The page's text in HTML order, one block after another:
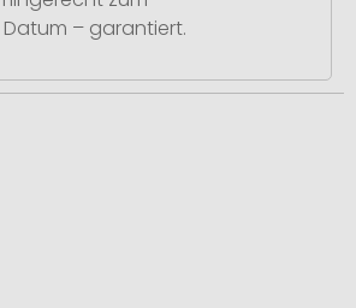
– garantiert.